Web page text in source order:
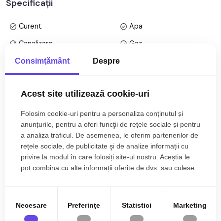
• Dormitor.
Finisajele interioare sunt clasice
• Usa intrare: metal;
• Tamplarie ferestre: pvc, termopan;
• Pereti: vopsea lavabila, faianta;
Utilitati si dotari:
• Bucatarie: mobilata, utilata;
• Mobilat: complet;
• Utilitati: curent electric, apa, canalizare, gaz, catv, telefon,
acces internet, fibra optica;
• Izolatii: exterior, bloc izolat termic;
Apartamentul se vinde mobilat si utilat cu: aragaz, cuptor,
Specificații
Curent
Apa
Canalizare
Gaz
CATV
Acces internet
Centrala proprie
Calorifere
Exterior
Bloc izolat termic
Vopsea lavabila
Faianta
Parchet
Gresie
Finisat
PVC
Apometre
Contor gaz
Mai multe specificații
Emilian Niculiciu
Director agentie Cluj-
Consimţământ Despre
Acest site utilizează cookie-uri
Folosim cookie-uri pentru a personaliza conținutul și
anunțurile, pentru a oferi funcţii de rețele sociale și pentru
a analiza traficul. De asemenea, le oferim partenerilor de
rețele sociale, de publicitate şi de analize informații cu
privire la modul în care folosiți site-ul nostru. Aceștia le
pot combina cu alte informații oferite de dvs. sau culese
Necesare Preferinţe Statistici Marketing